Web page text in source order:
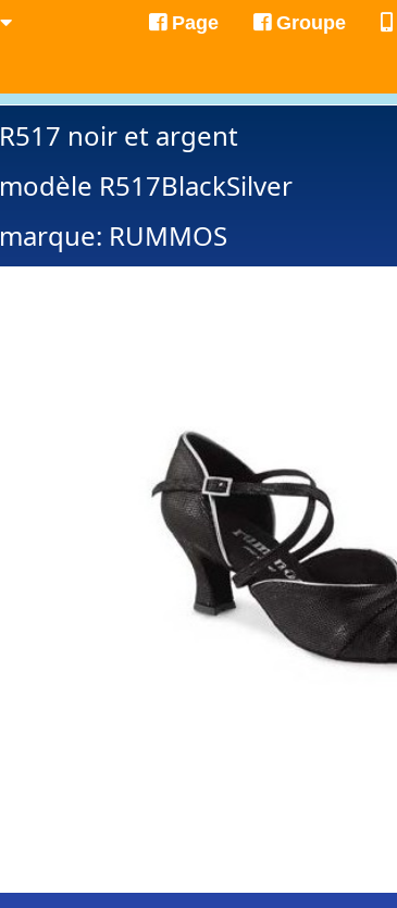
Groupe
Page
R517 noir et argent
modèle R517BlackSilver
marque: RUMMOS